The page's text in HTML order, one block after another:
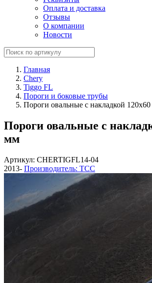
Оплата и доставка
Отзывы
О компании
Новости
Главная
Chery
Tiggo FL
Пороги и боковые трубы
Пороги овальные с накладкой
Пороги овальные с
мм
Артикул: CHERTIGFL14-04
2013- Производитель: ТСС